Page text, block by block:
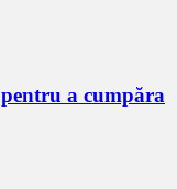
a cumpăra